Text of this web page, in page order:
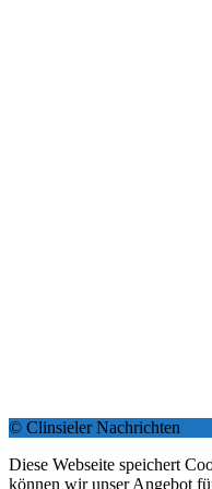
© Clinsieler Nachrichten
Diese Webseite speichert
können wir unser Angebot